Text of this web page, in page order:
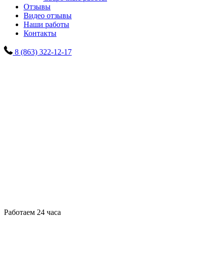
Отзывы
Видео отзывы
Наши работы
Контакты
8 (863) 322-12-17
Работаем 24 часа